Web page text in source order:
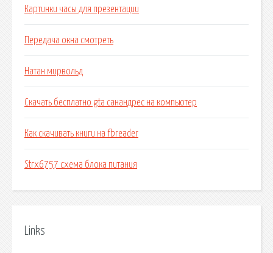
Картинки часы для презентации
Передача окна смотреть
Натан мирвольд
Скачать бесплатно gta санандрес на компьютер
Как скачивать книги на fbreader
Strx6757 схема блока питания
Links